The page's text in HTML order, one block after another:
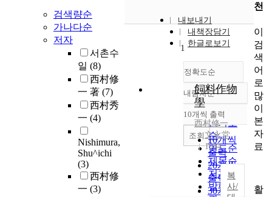
검색량순
가나다순
저자
서촌수
일 (8)
西村修
一 著 (7)
西村秀
一 (4)
Nishimura,
Shu^ichi
(3)
西村修
一 (3)
내보내기
내책장담기
한글로보기
정확도순
정확도
순
인기도
순
연도순
제목순
저자순
발행기
내림차순
내림차순
10개씩 출력
10개씩
출력
20개씩
출력
30개씩
조회
1
飼料作物
學
西村修一
文永堂
1984
복
사/
천
이
검
색
어
로
많
이
본
자
료
활